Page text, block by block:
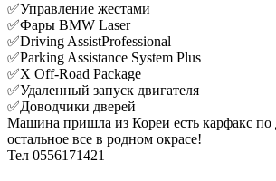
✅Управление жестами
✅Фары BMW Laser
✅Driving AssistProfessional
✅Parking Assistance System Plus
✅X Off-Road Package
✅Удаленный запуск двигателя
✅️Доводчики дверей
Машина пришла из Кореи есть карфакс по
остальное все в родном окрасе!
Тел 0556171421